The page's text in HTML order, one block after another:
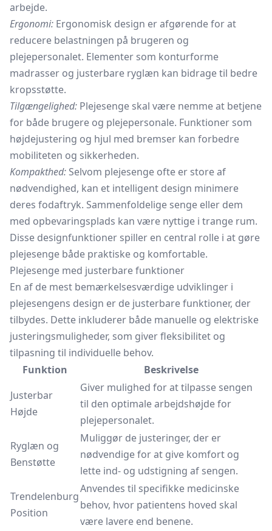
arbejde.
Ergonomi: Ergonomisk design er afgørende for at
reducere belastningen på brugeren og
plejepersonalet. Elementer som konturforme
madrasser og justerbare ryglæn kan bidrage til bedre
kropsstøtte.
Tilgængelighed: Plejesenge skal være nemme at betjene
for både brugere og plejepersonale. Funktioner som
højdejustering og hjul med bremser kan forbedre
mobiliteten og sikkerheden.
Kompakthed: Selvom plejesenge ofte er store af
nødvendighed, kan et intelligent design minimere
deres fodaftryk. Sammenfoldelige senge eller dem
med opbevaringsplads kan være nyttige i trange rum.
Disse designfunktioner spiller en central rolle i at gøre
plejesenge både praktiske og komfortable.
Plejesenge med justerbare funktioner
En af de mest bemærkelsesværdige udviklinger i
plejesengens design er de justerbare funktioner, der
tilbydes. Dette inkluderer både manuelle og elektriske
justeringsmuligheder, som giver fleksibilitet og
tilpasning til individuelle behov.
Funktion
Beskrivelse
Justerbar
Højde
Giver mulighed for at tilpasse sengen
til den optimale arbejdshøjde for
plejepersonalet.
Ryglæn og
Benstøtte
Muliggør de justeringer, der er
nødvendige for at give komfort og
lette ind- og udstigning af sengen.
Trendelenburg
Position
Anvendes til specifikke medicinske
behov, hvor patientens hoved skal
være lavere end benene.